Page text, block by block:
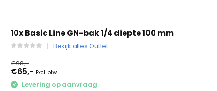
10x Basic Line GN-bak 1/4 diepte 100 mm
Bekijk alles Outlet
€90,-
€65,- Excl. btw
Levering op aanvraag